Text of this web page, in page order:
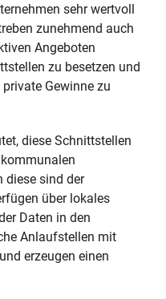
sehr wertvoll
zunehmend auch
Angeboten
zu besetzen und
Gewinne zu
diese Schnittstellen
diese sind der
über lokales
Daten in den
Anlaufstellen mit
erzeugen einen